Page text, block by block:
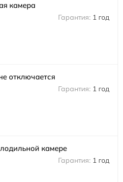
камера
1 год
отключается
1 год
камере
1 год